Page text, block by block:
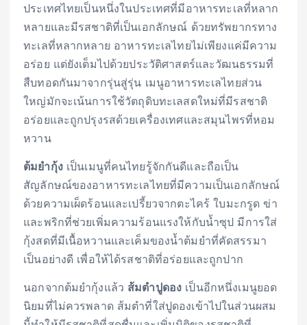
ประเทศไทยเป็นหนึ่งในประเทศที่มีอาหารทะเลที่หลาก
หลายและมีรสชาติที่เป็นเอกลักษณ์ ด้วยทรัพยากรทาง
ทะเลที่หลากหลาย อาหารทะเลไทยไม่เพียงแค่มีความ
อร่อย แต่ยังเต็มไปด้วยประวัติศาสตร์และวัฒนธรรมที่
สืบทอดกันมาจากรุ่นสู่รุ่น เมนูอาหารทะเลไทยส่วน
ใหญ่มักจะเน้นการใช้วัตถุดิบทะเลสดใหม่ที่มีรสชาติ
อร่อยและถูกปรุงรสด้วยเครื่องเทศและสมุนไพรที่หอม
หวาน
ต้มยำกุ้งเป็นเมนูที่คนไทยรู้จักกันดีและถือเป็น
สัญลักษณ์ของอาหารทะเลไทยที่มีความเป็นเอกลักษณ์
ด้วยความเผ็ดร้อนและเปรี้ยวจากตะไคร้ ใบมะกรูด ข่า
และพริกที่ช่วยเพิ่มความร้อนแรงให้กับน้ำซุป มีการใส่
กุ้งสดที่มีเนื้อหวานและเค็มของน้ำต้มยำที่คัดสรรมา
เป็นอย่างดี เพื่อให้ได้รสชาติที่อร่อยและถูกปาก
นอกจากต้มยำกุ้งแล้ว ส้มตำปูดอง เป็นอีกหนึ่งเมนูยอด
นิยมที่ไม่ควรพลาด ส้มตำที่ใส่ปูดองเข้าไปในส่วนผสม